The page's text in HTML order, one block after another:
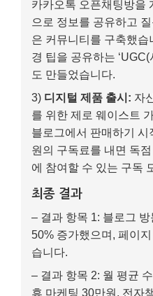
최종 결과
– 결과 항목 1: 블로그
50% 증가했으며, 페이
습니다.
– 결과 항목 2: 월 평균
휴 마케팅 30만원, 전자
15만원으로 총 80만원
장했습니다.
리는 것을 넘어, 사용자 경
익 모델을 결합하며, 커뮤
중요한지